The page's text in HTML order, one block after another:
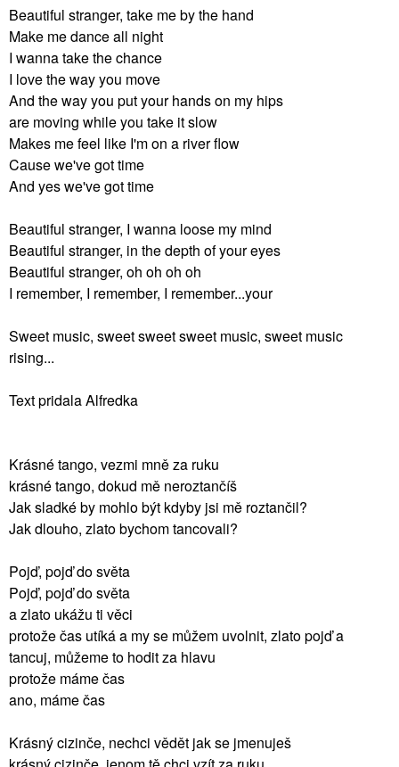
Beautiful stranger, take me by the hand
Make me dance all night
I wanna take the chance
I love the way you move
And the way you put your hands on my hips
are moving while you take it slow
Makes me feel like I'm on a river flow
Cause we've got time
And yes we've got time
Beautiful stranger, I wanna loose my mind
Beautiful stranger, in the depth of your eyes
Beautiful stranger, oh oh oh oh
I remember, I remember, I remember...your
Sweet music, sweet sweet sweet music, sweet music
rising...
Text pridala Alfredka
Krásné tango, vezmi mně za ruku
krásné tango, dokud mě neroztančíš
Jak sladké by mohlo být kdyby jsi mě roztančil?
Jak dlouho, zlato bychom tancovali?
Pojď, pojď do světa
Pojď, pojď do světa
a zlato ukážu ti věci
protože čas utíká a my se můžem uvolnit, zlato pojď a
tancuj, můžeme to hodit za hlavu
protože máme čas
ano, máme čas
Krásný cizinče, nechci vědět jak se jmenuješ